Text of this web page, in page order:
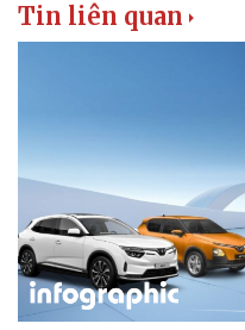
Tin liên quan